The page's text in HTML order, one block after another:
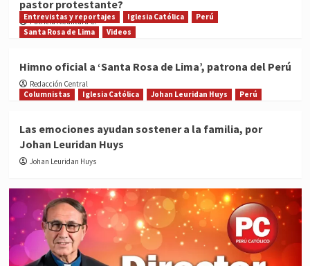
pastor protestante?
Patricia Alcántara C.
Entrevistas y reportajes Iglesia Católica
Perú
Santa Rosa de Lima
Videos
Himno oficial a ‘Santa Rosa de Lima’, patrona del Perú
Redacción Central
Columnistas
Iglesia Católica Johan Leuridan Huys Perú
Las emociones ayudan sostener a la familia, por
Johan Leuridan Huys
Johan Leuridan Huys